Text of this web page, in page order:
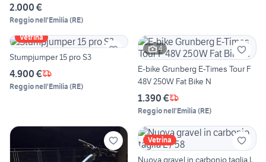
2.000 €
Reggio nell'Emilia (RE)
Vetrina
Stumpjumper 15 pro S3
4.900 €
Reggio nell'Emilia (RE)
4
E-bike Grunberg E-Times Tour F
48V 250W Fat Bike N
1.390 €
Reggio nell'Emilia (RE)
Vetrina
Nuova gravel in carbonio taglia L